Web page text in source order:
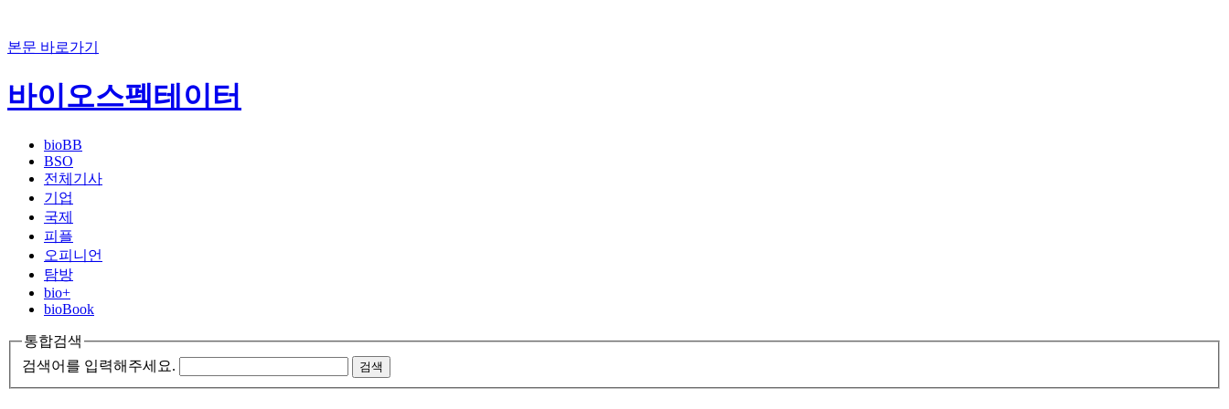
본문 바로가기
바이오스펙테이터
bioBB
BSO
전체기사
기업
국제
피플
오피니언
탐방
bio+
bioBook
통합검색
검색어를 입력해주세요.
검색